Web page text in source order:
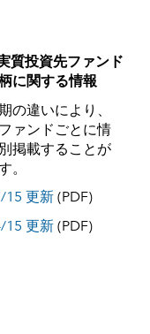
質投資先ファンド
に関する情報
の違いにより、
ァンドごとに情
掲載することが
。
15 更新(PDF)
15 更新(PDF)